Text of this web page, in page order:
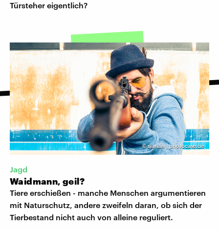
Türsteher eigentlich?
©sïanaïs | photocase.de
Jagd
Waidmann, geil?
Tiere erschießen - manche Menschen argumentieren
mit Naturschutz, andere zweifeln daran, ob sich der
Tierbestand nicht auch von alleine reguliert.